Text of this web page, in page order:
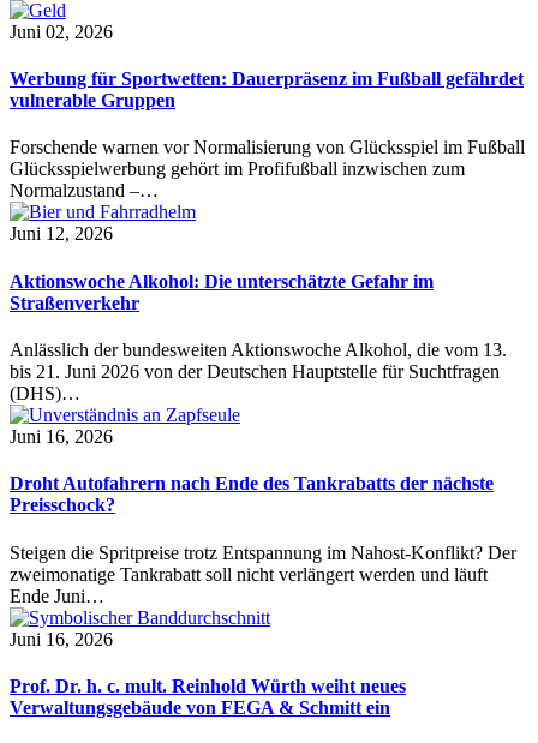
Juni 02, 2026
Werbung für Sportwetten: Dauerpräsenz im Fußball gefährdet
vulnerable Gruppen
Forschende warnen vor Normalisierung von Glücksspiel im Fußball
Glücksspielwerbung gehört im Profifußball inzwischen zum
Normalzustand –…
Juni 12, 2026
Aktionswoche Alkohol: Die unterschätzte Gefahr im
Straßenverkehr
Anlässlich der bundesweiten Aktionswoche Alkohol, die vom 13.
bis 21. Juni 2026 von der Deutschen Hauptstelle für Suchtfragen
(DHS)…
Juni 16, 2026
Droht Autofahrern nach Ende des Tankrabatts der nächste
Preisschock?
Steigen die Spritpreise trotz Entspannung im Nahost-Konflikt? Der
zweimonatige Tankrabatt soll nicht verlängert werden und läuft
Ende Juni…
Juni 16, 2026
Prof. Dr. h. c. mult. Reinhold Würth weiht neues
Verwaltungsgebäude von FEGA & Schmitt ein